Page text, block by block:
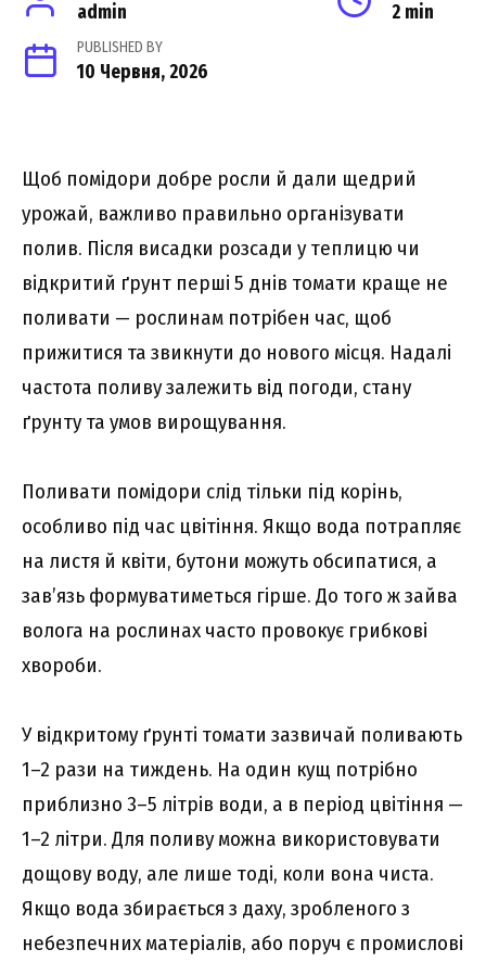
admin 2 min
PUBLISHED BY
10 Червня, 2026
Щоб помідори добре росли й дали щедрий
урожай, важливо правильно організувати
полив. Після висадки розсади у теплицю чи
відкритий ґрунт перші 5 днів томати краще не
поливати — рослинам потрібен час, щоб
прижитися та звикнути до нового місця. Надалі
частота поливу залежить від погоди, стану
ґрунту та умов вирощування.
Поливати помідори слід тільки під корінь,
особливо під час цвітіння. Якщо вода потрапляє
на листя й квіти, бутони можуть обсипатися, а
зав’язь формуватиметься гірше. До того ж зайва
волога на рослинах часто провокує грибкові
хвороби.
У відкритому ґрунті томати зазвичай поливають
1–2 рази на тиждень. На один кущ потрібно
приблизно 3–5 літрів води, а в період цвітіння —
1–2 літри. Для поливу можна використовувати
дощову воду, але лише тоді, коли вона чиста.
Якщо вода збирається з даху, зробленого з
небезпечних матеріалів, або поруч є промислові